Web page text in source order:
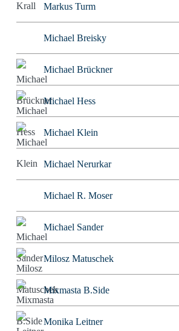
Markus Turm
Michael Breisky
Michael Brückner
Michael Hess
Michael Klein
Michael Nerurkar
Michael R. Moser
Michael Sander
Milosz Matuschek
Mixmasta B.Side
Monika Leitner